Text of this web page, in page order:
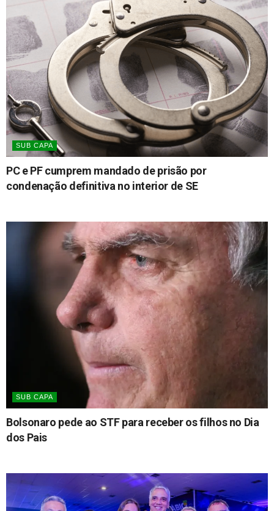
SUB CAPA
PC e PF cumprem mandado de prisão por
condenação definitiva no interior de SE
SUB CAPA
Bolsonaro pede ao STF para receber os filhos no Dia
dos Pais